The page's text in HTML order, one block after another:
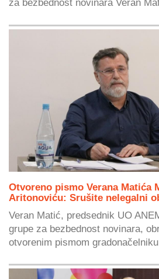
za bezbednost novinara Veran
Otvoreno pismo Verana Matića
Aritonoviću: Srušite nelegalni
Veran Matić, predsednik UO
grupe za bezbednost novinara,
otvorenim pismom